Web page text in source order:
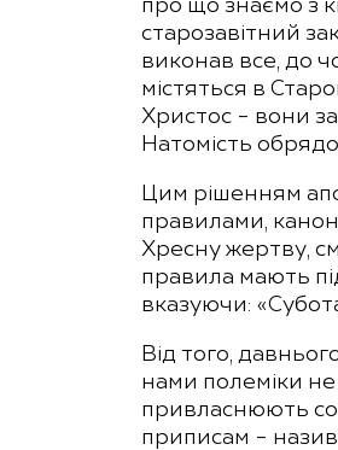
про що знаємо з
старозавітний
виконав все, до
містяться в
Христос – вони
Натомість
Цим рішенням
правилами,
Хресну жертву,
правила мають
вказуючи:
Від того,
нами полеміки не
привласнюють
приписам –